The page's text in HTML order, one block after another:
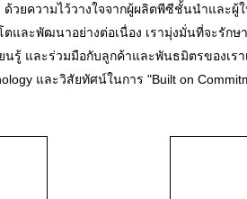
ความไว้วางใจจากผู้ผลิตพีซีชั้นนำและผู้ใ
และพัฒนาอย่างต่อเนื่อง เรามุ่งมั่นที่จะรั
รู้ และร่วมมือกับลูกค้าและพันธมิตรของเร
และวิสัยทัศน์ในการ "Built on